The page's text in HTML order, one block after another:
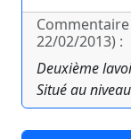
Commentaire
22/02/2013) :
Deuxième
Situé au